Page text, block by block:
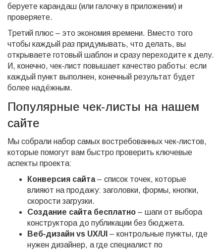
беруете карандаш (или галочку в приложении) и
проверяете.
Третий плюс – это экономия времени. Вместо того
чтобы каждый раз придумывать, что делать, вы
открываете готовый шаблон и сразу переходите к делу.
И, конечно, чек‑лист повышает качество работы: если
каждый пункт выполнен, конечный результат будет
более надёжным.
Популярные чек‑листы на нашем
сайте
Мы собрали набор самых востребованных чек‑листов,
которые помогут вам быстро проверить ключевые
аспекты проекта:
Конверсия сайта– список точек, которые
влияют на продажу: заголовки, формы, кнопки,
скорости загрузки.
Создание сайта бесплатно – шаги от выбора
конструктора до публикации без бюджета.
Веб‑дизайн vs UX/UI – контрольные пункты, где
нужен дизайнер, а где специалист по